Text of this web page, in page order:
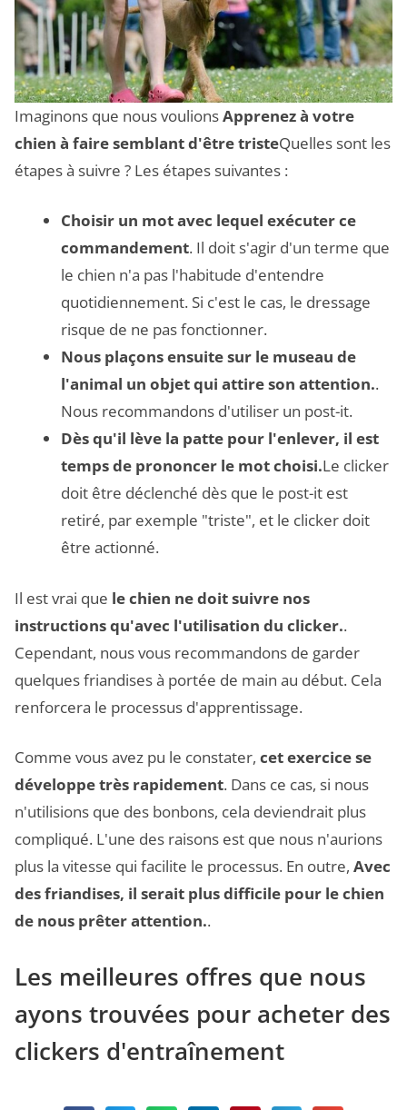
Imaginons que nous voulionsApprenez à votre
chien à faire semblant d'être tristeQuelles sont les
étapes à suivre ? Les étapes suivantes :
Choisir un mot avec lequel exécuter ce
commandement. Il doit s'agir d'un terme que
le chien n'a pas l'habitude d'entendre
quotidiennement. Si c'est le cas, le dressage
risque de ne pas fonctionner.
Nous plaçons ensuite sur le museau de
l'animal un objet qui attire son attention..
Nous recommandons d'utiliser un post-it.
Dès qu'il lève la patte pour l'enlever, il est
temps de prononcer le mot choisi.Le clicker
doit être déclenché dès que le post-it est
retiré, par exemple "triste", et le clicker doit
être actionné.
Il est vrai que le chien ne doit suivre nos
instructions qu'avec l'utilisation du clicker..
Cependant, nous vous recommandons de garder
quelques friandises à portée de main au début. Cela
renforcera le processus d'apprentissage.
Comme vous avez pu le constater, cet exercice se
développe très rapidement. Dans ce cas, si nous
n'utilisions que des bonbons, cela deviendrait plus
compliqué. L'une des raisons est que nous n'aurions
plus la vitesse qui facilite le processus. En outre, Avec
des friandises, il serait plus difficile pour le chien
de nous prêter attention..
Les meilleures offres que nous
ayons trouvées pour acheter des
clickers d'entraînement